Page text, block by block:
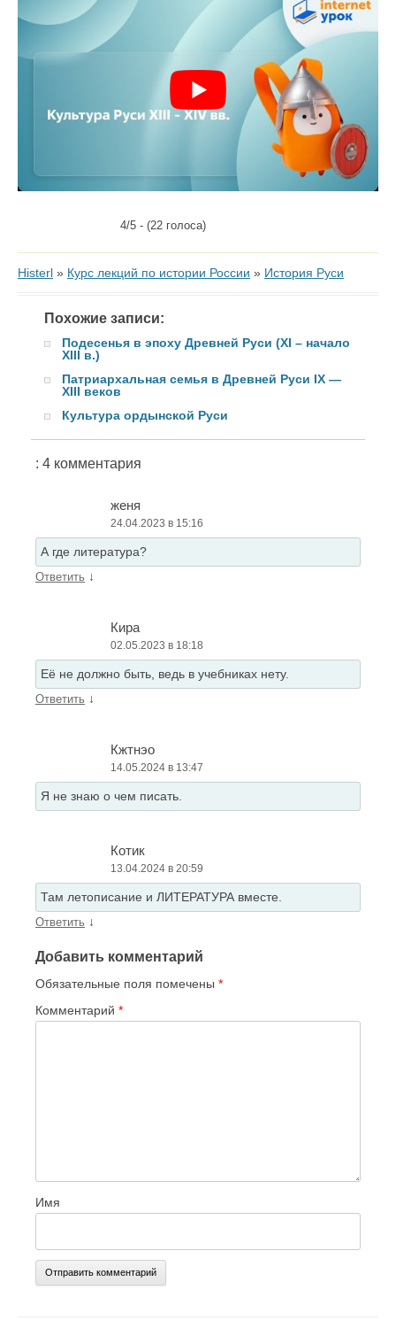
4/5 - (22 голоса)
Histerl » Курс лекций по истории России » История Руси
Похожие записи:
Подесенья в эпоху Древней Руси (XI – начало
XIII в.)
Патриархальная семья в Древней Руси IX —
XIII веков
Культура ордынской Руси
: 4 комментария
женя
24.04.2023 в 15:16
А где литература?
Ответить ↓
Кира
02.05.2023 в 18:18
Еë не должно быть, ведь в учебниках нету.
Ответить ↓
Кжтнэо
14.05.2024 в 13:47
Я не знаю о чем писать.
Котик
13.04.2024 в 20:59
Там летописание и ЛИТЕРАТУРА вместе.
Ответить ↓
Добавить комментарий
Обязательные поля помечены *
Комментарий *
Имя